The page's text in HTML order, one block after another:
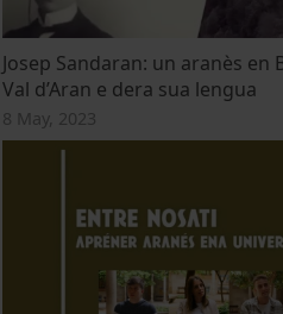
Josep Sandaran: un aranès
Val d’Aran e dera sua lengua
8 May, 2023